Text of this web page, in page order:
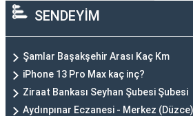
SENDEYİM
Şamlar Başakşehir Arası Kaç Km
iPhone 13 Pro Max kaç inç?
Ziraat Bankası Seyhan Şubesi Şubesi
Aydınpınar Eczanesi - Merkez (Düzce)